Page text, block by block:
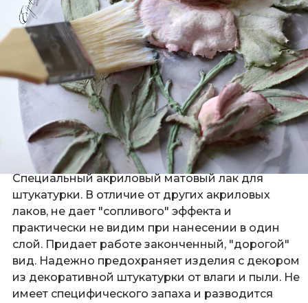
Специальный акриловый матовый лак для
штукатурки. В отличие от других акриловых
лаков, не дает "сопливого" эффекта и
практически не видим при нанесении в один
слой. Придает работе законченный, "дорогой"
вид. Надежно предохраняет изделия с декором
из декоративной штукатурки от влаги и пыли. Не
имеет специфического запаха и разводится